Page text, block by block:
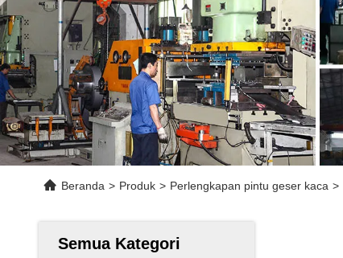
Beranda > Produk > Perlengkapan pintu geser kaca >
Semua Kategori